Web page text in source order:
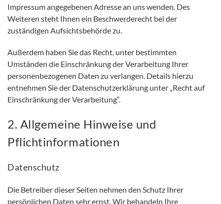
Impressum angegebenen Adresse an uns wenden. Des
Weiteren steht Ihnen ein Beschwerderecht bei der
zuständigen Aufsichtsbehörde zu.
Außerdem haben Sie das Recht, unter bestimmten
Umständen die Einschränkung der Verarbeitung Ihrer
personenbezogenen Daten zu verlangen. Details hierzu
entnehmen Sie der Datenschutzerklärung unter „Recht auf
Einschränkung der Verarbeitung“.
2. Allgemeine Hinweise und
Pflichtinformationen
Datenschutz
Die Betreiber dieser Seiten nehmen den Schutz Ihrer
persönlichen Daten sehr ernst. Wir behandeln Ihre